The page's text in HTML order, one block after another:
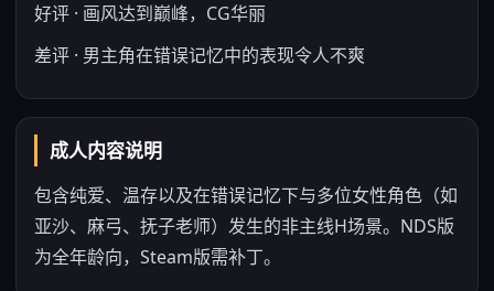
好评 · 画风达到巅峰，CG华丽
差评 · 男主角在错误记忆中的表现令人不爽
成人内容说明
包含纯爱、温存以及在错误记忆下与多位女性角色（如
亚沙、麻弓、抚子老师）发生的非主线H场景。NDS版
为全年龄向，Steam版需补丁。